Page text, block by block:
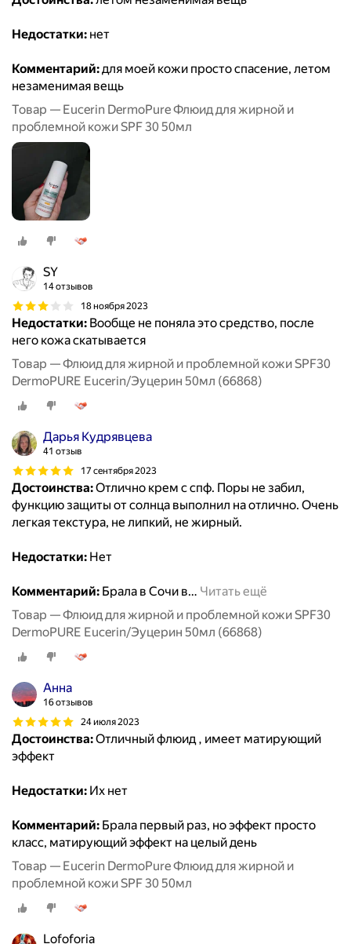
Недостатки: нет
Комментарий:для моей кожи просто спасение, летом
незаменимая вещь
Товар — Eucerin DermoPure Флюид для жирной и
проблемной кожи SPF 30 50мл
SY
14 отзывов
18 ноября 2023
Недостатки: Вообще не поняла это средство, после
него кожа скатывается
Товар — Флюид для жирной и проблемной кожи SPF30
DermoPURE Eucerin/Эуцерин 50мл (66868)
Дарья Кудрявцева
41 отзыв
17 сентября 2023
Достоинства:Отлично крем с спф. Поры не забил,
функцию защиты от солнца выполнил на отлично. Очень
легкая текстура, не липкий, не жирный.
Недостатки: Нет
Комментарий: Брала в Сочи в… Читать ещё
Товар — Флюид для жирной и проблемной кожи SPF30
DermoPURE Eucerin/Эуцерин 50мл (66868)
Анна
16 отзывов
24 июля 2023
Достоинства:Отличный флюид , имеет матирующий
эффект
Недостатки: Их нет
Комментарий: Брала первый раз, но эффект просто
класс, матирующий эффект на целый день
Товар — Eucerin DermoPure Флюид для жирной и
проблемной кожи SPF 30 50мл
Lofoforia